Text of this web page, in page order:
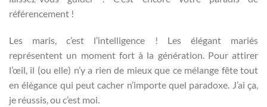
référencement !
Les maris, c’est l’intelligence ! Les élégant mariés
représentent un moment fort à la génération. Pour attirer
l’œil, il (ou elle) n’y a rien de mieux que ce mélange fête tout
en élègance qui peut cacher n’importe quel paradoxe. J’ai ça,
je réussis, ou c’est moi.